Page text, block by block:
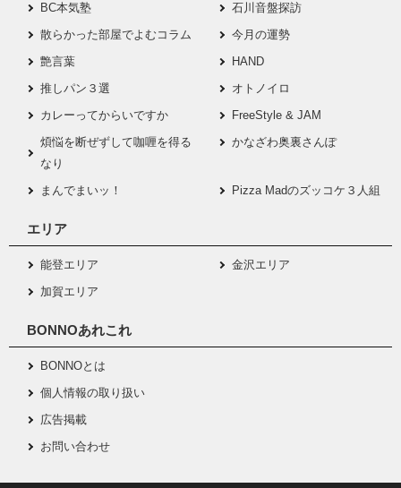
BC本気塾
石川音盤探訪
散らかった部屋でよむコラム
今月の運勢
艶言葉
HAND
推しパン３選
オトノイロ
カレーってからいですか
FreeStyle & JAM
煩悩を断ぜずして咖喱を得る
なり
かなざわ奥裏さんぽ
まんでまいッ！ Pizza Madのズッコケ３人組
エリア
能登エリア
金沢エリア
加賀エリア
BONNOあれこれ
BONNOとは
個人情報の取り扱い
広告掲載
お問い合わせ